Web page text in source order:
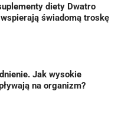
diety Dwatro
świadomą troskę
Jak wysokie
na organizm?